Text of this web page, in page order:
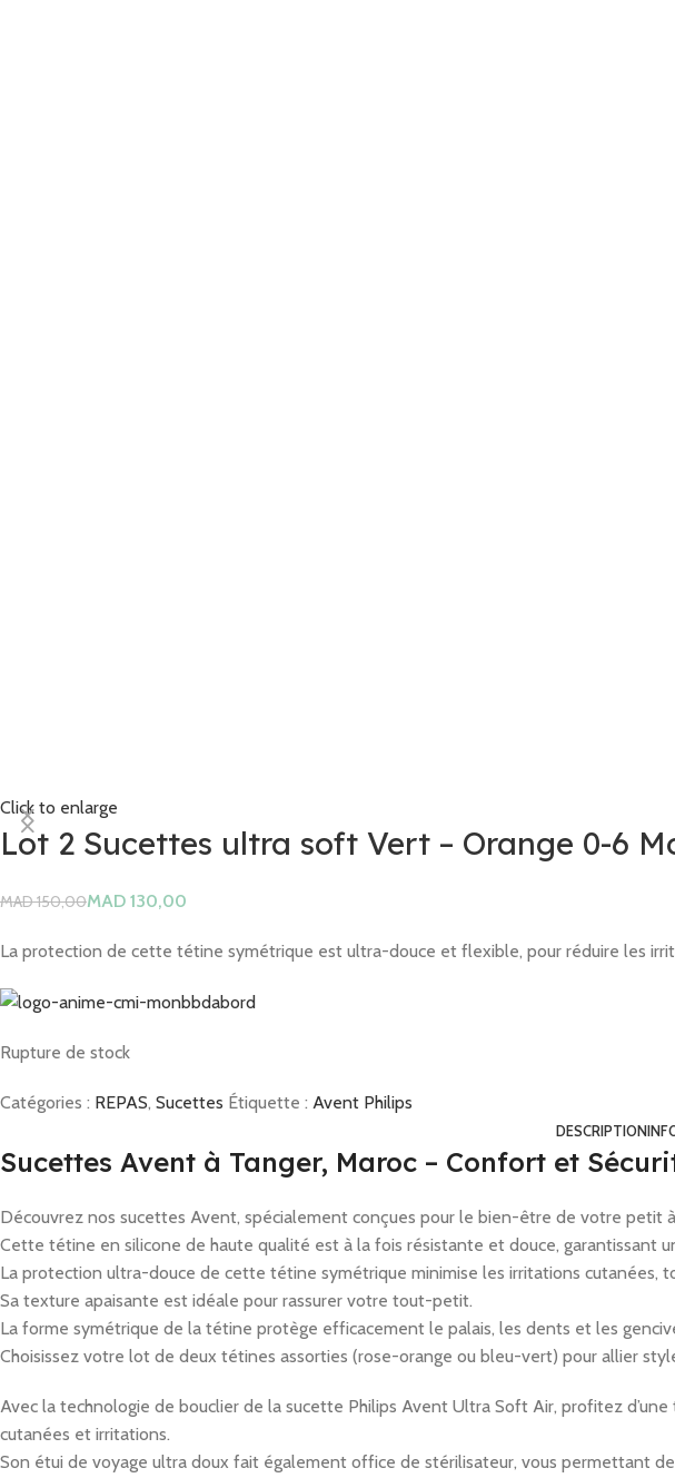
Click to enlarge
Lot 2 Sucettes ultra soft Vert – Orange 0-6
MAD150,00MAD 130,00
La protection de cette tétine symétrique est ultra-douce et flexible, pour réduire les
Rupture de stock
Catégories : REPAS, Sucettes Étiquette : Avent Philips
DESCRIPTION
Sucettes Avent à Tanger, Maroc – Confort et
Découvrez nos sucettes Avent, spécialement conçues pour le bien-être de votre petit à
Cette tétine en silicone de haute qualité est à la fois résistante et douce, garantissant
La protection ultra-douce de cette tétine symétrique minimise les irritations cutanées,
Sa texture apaisante est idéale pour rassurer votre tout-petit.
La forme symétrique de la tétine protège efficacement le palais, les dents et les
Choisissez votre lot de deux tétines assorties (rose-orange ou bleu-vert) pour allier
Avec la technologie de bouclier de la sucette Philips Avent Ultra Soft Air, profitez
cutanées et irritations.
Son étui de voyage ultra doux fait également office de stérilisateur, vous permettant